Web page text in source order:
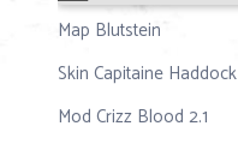
Map Blutstein
Skin Capitaine Haddock
Mod Crizz Blood 2.1